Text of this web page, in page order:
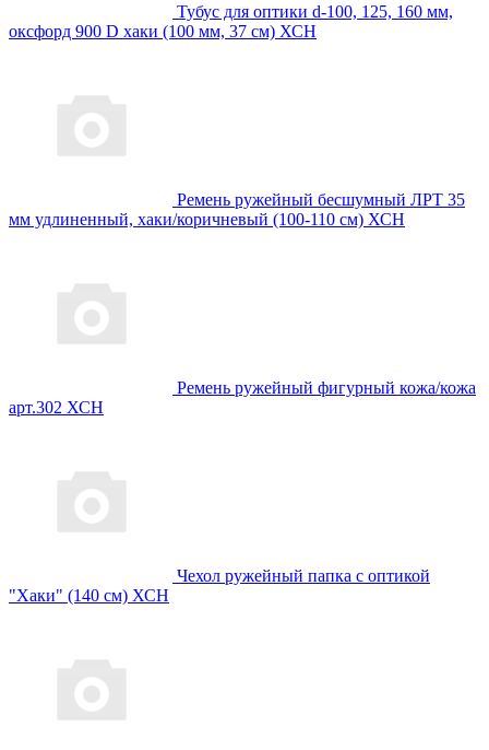
Тубус для оптики d-100, 125, 160 мм,
оксфорд 900 D хаки (100 мм, 37 см) ХСН
Ремень ружейный бесшумный ЛРТ 35
мм удлиненный, хаки/коричневый (100-110 см) ХСН
Ремень ружейный фигурный кожа/кожа
арт.302 ХСН
Чехол ружейный папка с оптикой
"Хаки" (140 см) ХСН